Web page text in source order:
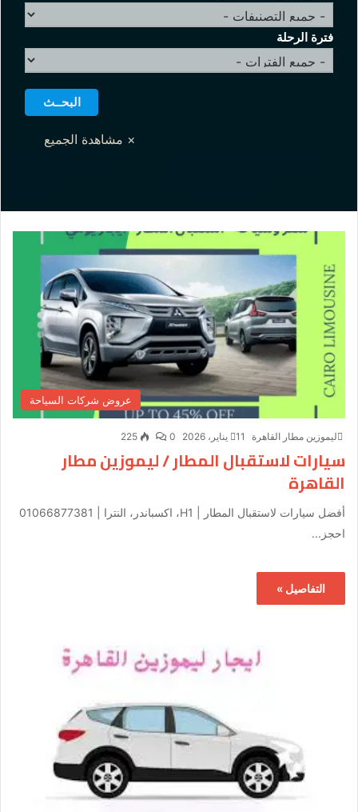
فترة الرحلة
عروض شركات السياحة
ليموزين مطار القاهرة 11 يناير، 2026 0
225
سيارات لاستقبال المطار / ليموزين مطار
القاهرة
أفضل سيارات لاستقبال المطار | H1، اكسباندر، النترا | 01066877381
احجز...
التفاصيل »